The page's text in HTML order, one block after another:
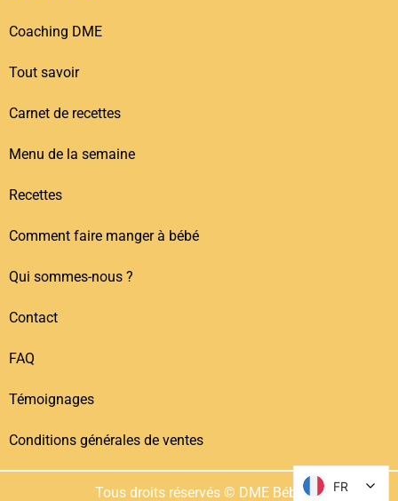
Coaching DME
Tout savoir
Carnet de recettes
Menu de la semaine
Recettes
Comment faire manger à bébé
Qui sommes-nous ?
Contact
FAQ
Témoignages
Conditions générales de ventes
Tous droits réservés © DME Bébé FR
FR